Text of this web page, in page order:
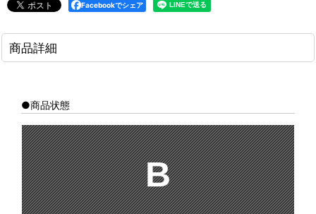
Facebookでシェア
商品詳細
●商品状態
B